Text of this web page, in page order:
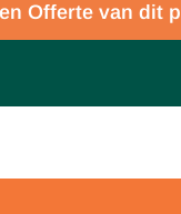
Offerte van dit